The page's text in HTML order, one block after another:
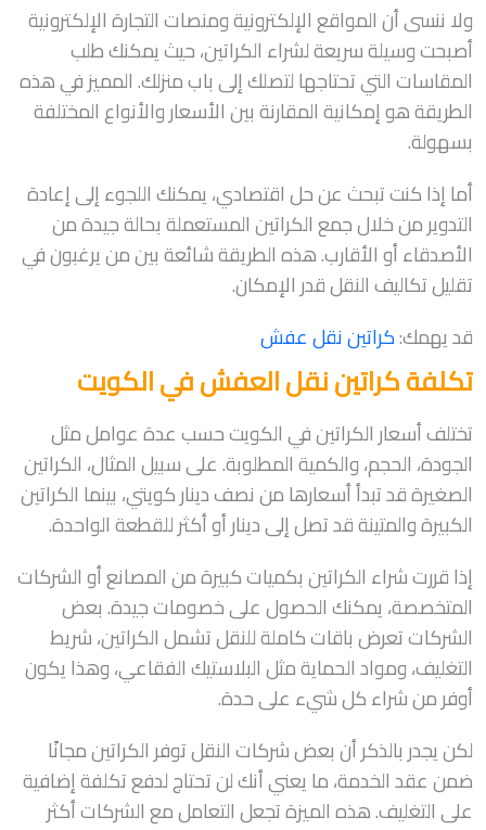
ولا ننسى أن المواقع الإلكترونية ومنصات التجارة الإلكترونية
أصبحت وسيلة سريعة لشراء الكراتين، حيث يمكنك طلب
المقاسات التي تحتاجها لتصلك إلى باب منزلك. المميز في هذه
الطريقة هو إمكانية المقارنة بين الأسعار والأنواع المختلفة
بسهولة.
أما إذا كنت تبحث عن حل اقتصادي، يمكنك اللجوء إلى إعادة
التدوير من خلال جمع الكراتين المستعملة بحالة جيدة من
الأصدقاء أو الأقارب. هذه الطريقة شائعة بين من يرغبون في
تقليل تكاليف النقل قدر الإمكان.
قد يهمك:كراتين نقل عفش
تكلفة كراتين نقل العفش في الكويت
تختلف أسعار الكراتين في الكويت حسب عدة عوامل مثل
الجودة، الحجم، والكمية المطلوبة. على سبيل المثال، الكراتين
الصغيرة قد تبدأ أسعارها من نصف دينار كويتي، بينما الكراتين
الكبيرة والمتينة قد تصل إلى دينار أو أكثر للقطعة الواحدة.
إذا قررت شراء الكراتين بكميات كبيرة من المصانع أو الشركات
المتخصصة، يمكنك الحصول على خصومات جيدة. بعض
الشركات تعرض باقات كاملة للنقل تشمل الكراتين، شريط
التغليف، ومواد الحماية مثل البلاستيك الفقاعي، وهذا يكون
أوفر من شراء كل شيء على حدة.
لكن يجدر بالذكر أن بعض شركات النقل توفر الكراتين مجانًا
ضمن عقد الخدمة، ما يعني أنك لن تحتاج لدفع تكلفة إضافية
على التغليف. هذه الميزة تجعل التعامل مع الشركات أكثر